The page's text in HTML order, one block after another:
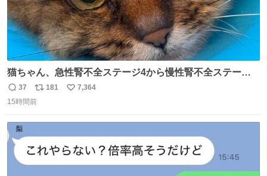
猫ちゃん、急性腎不全ステージ4から慢性腎不全ステージ2
になりました😭点滴も週一で大丈夫になった… このままだ
と2、3日持たないって言われたのが嘘みたい…本当に嬉し
道泣きながら歩いてたら向こうから来た人にすごい顔され
た🫠
返
信
37
リ
ポ
数
181
い
7,364
15時間前